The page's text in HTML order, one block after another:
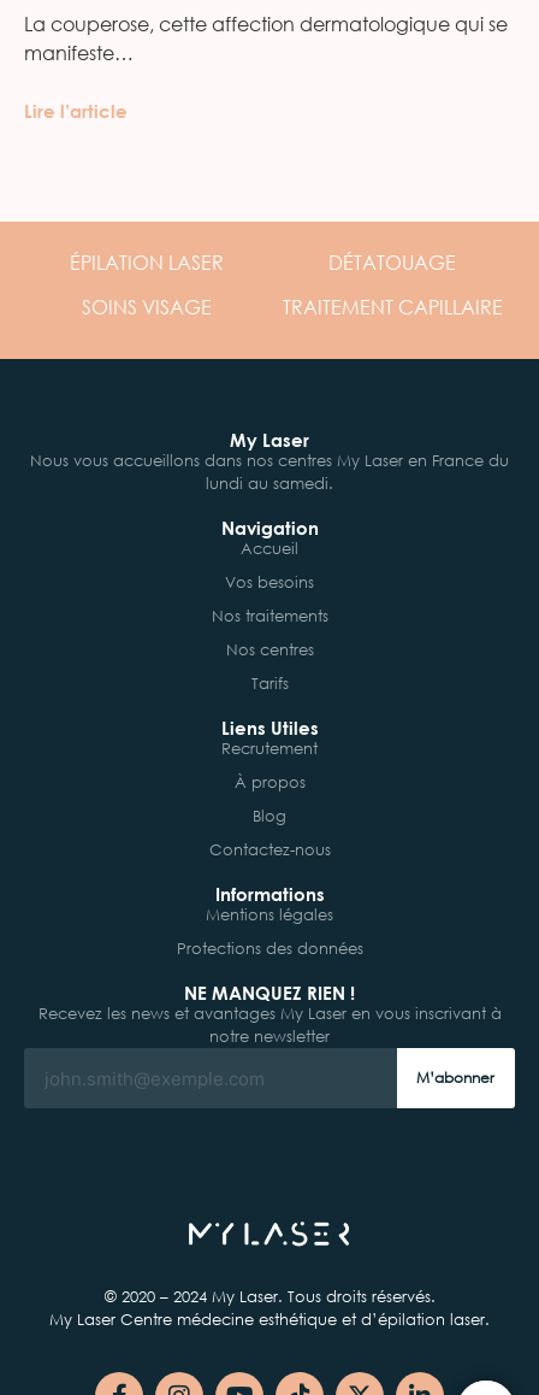
La couperose, cette affection dermatologique qui se
manifeste…
Lire l’article
ÉPILATION LASER
DÉTATOUAGE
SOINS VISAGE TRAITEMENT CAPILLAIRE
My Laser
Nous vous accueillons dans nos centres My Laser en France du
lundi au samedi.
Navigation
Accueil
Vos besoins
Nos traitements
Nos centres
Tarifs
Liens Utiles
Recrutement
À propos
Blog
Contactez-nous
Informations
Mentions légales
Protections des données
NE MANQUEZ RIEN !
Recevez les news et avantages My Laser en vous inscrivant à
notre newsletter
M’abonner
© 2020 – 2024 My Laser. Tous droits réservés.
My Laser Centre médecine esthétique et d’épilation laser.